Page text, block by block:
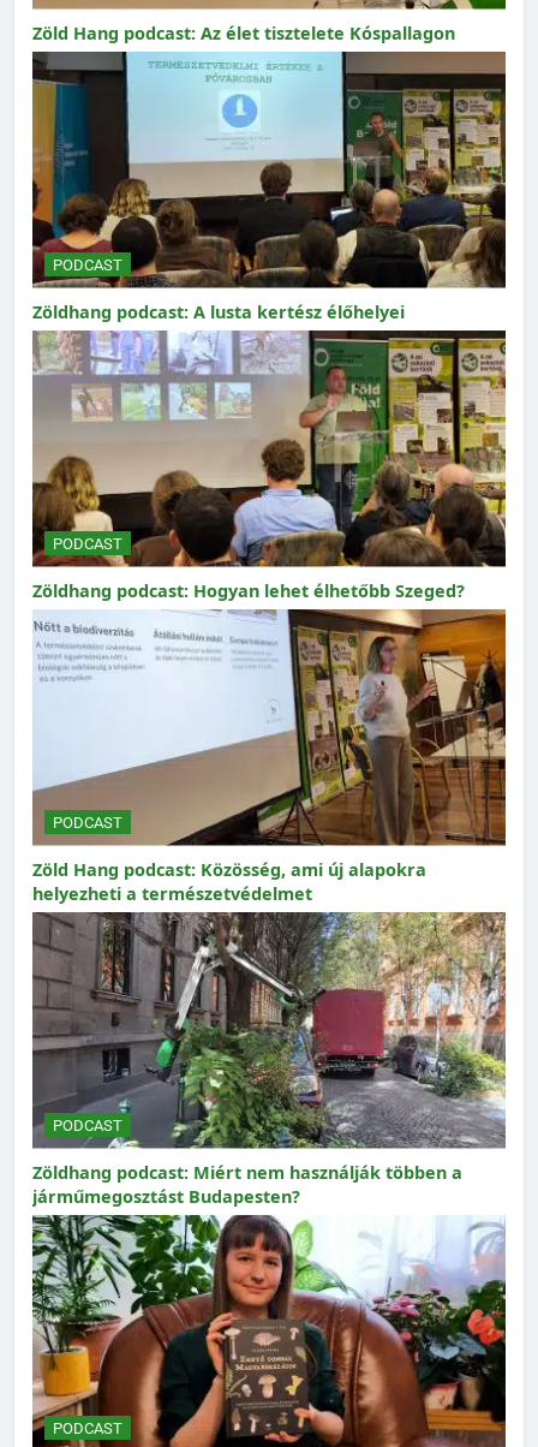
Zöld Hang podcast: Az élet tisztelete Kóspallagon
PODCAST
Zöldhang podcast: A lusta kertész élőhelyei
PODCAST
Zöldhang podcast: Hogyan lehet élhetőbb Szeged?
PODCAST
Zöld Hang podcast: Közösség, ami új alapokra
helyezheti a természetvédelmet
PODCAST
Zöldhang podcast: Miért nem használják többen a
járműmegosztást Budapesten?
PODCAST